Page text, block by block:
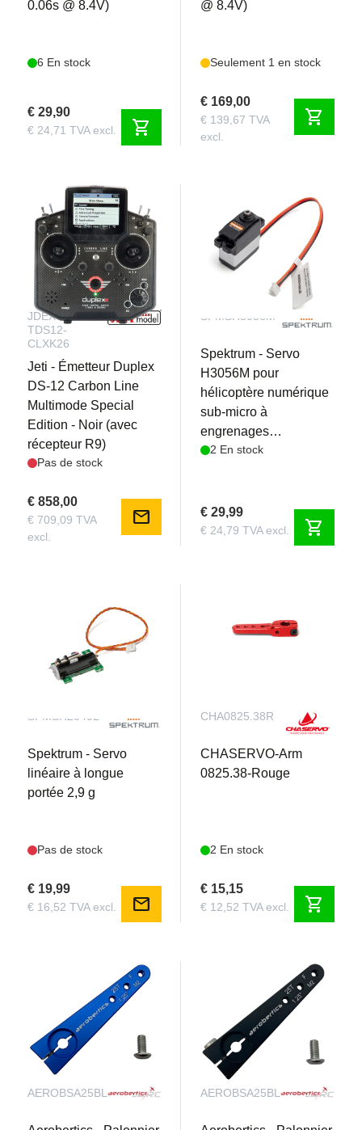
0.06s @ 8.4V)
6 En stock
€ 29,90
€ 24,71 TVA excl. shopping_cart
@ 8.4V)
Seulement 1 en stock
€ 169,00
€ 139,67 TVA
excl.
shopping_cart
JDEX-
TDS12-
CLXK26
Jeti - Émetteur Duplex
DS-12 Carbon Line
Multimode Special
Edition - Noir (avec
récepteur R9)
Pas de stock
€ 858,00
€ 709,09 TVA
excl.
mail
SPMSH3056M
Spektrum - Servo
H3056M pour
hélicoptère numérique
sub-micro à
engrenages
métalliques
2 En stock
€ 29,99
€ 24,79 TVA excl. shopping_cart
SPMSH2040L
Spektrum - Servo
linéaire à longue
portée 2,9 g
Pas de stock
€ 19,99
€ 16,52 TVA excl. mail
CHA0825.38R
CHASERVO-Arm
0825.38-Rouge
2 En stock
€ 15,15
€ 12,52 TVA excl. shopping_cart
AEROBSA25BLUE AEROBSA25BLACK